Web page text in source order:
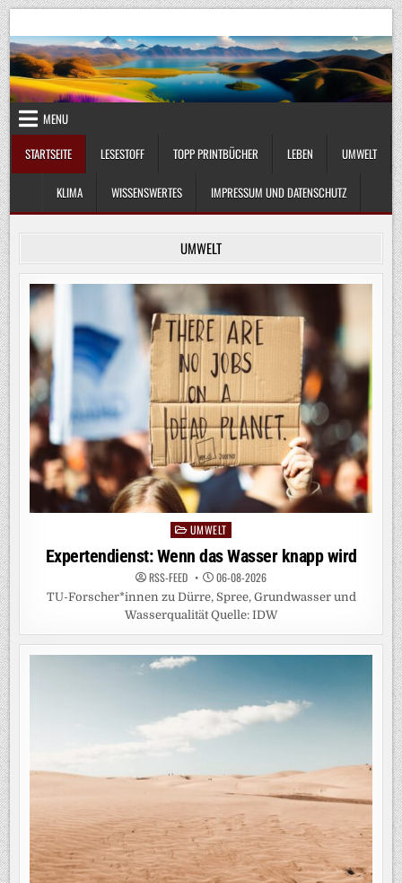
Skip
to
content
UmweltKlima.com
MENU
STARTSEITE
LESESTOFF TOPP PRINTBÜCHER LEBEN UMWELT
KLIMA WISSENSWERTES IMPRESSUM UND DATENSCHUTZ
UMWELT
Posted
in
UMWELT
Expertendienst: Wenn das Wasser knapp wird
RSS-FEED 06-08-2026
TU-Forscher*innen zu Dürre, Spree, Grundwasser und
Wasserqualität Quelle: IDW